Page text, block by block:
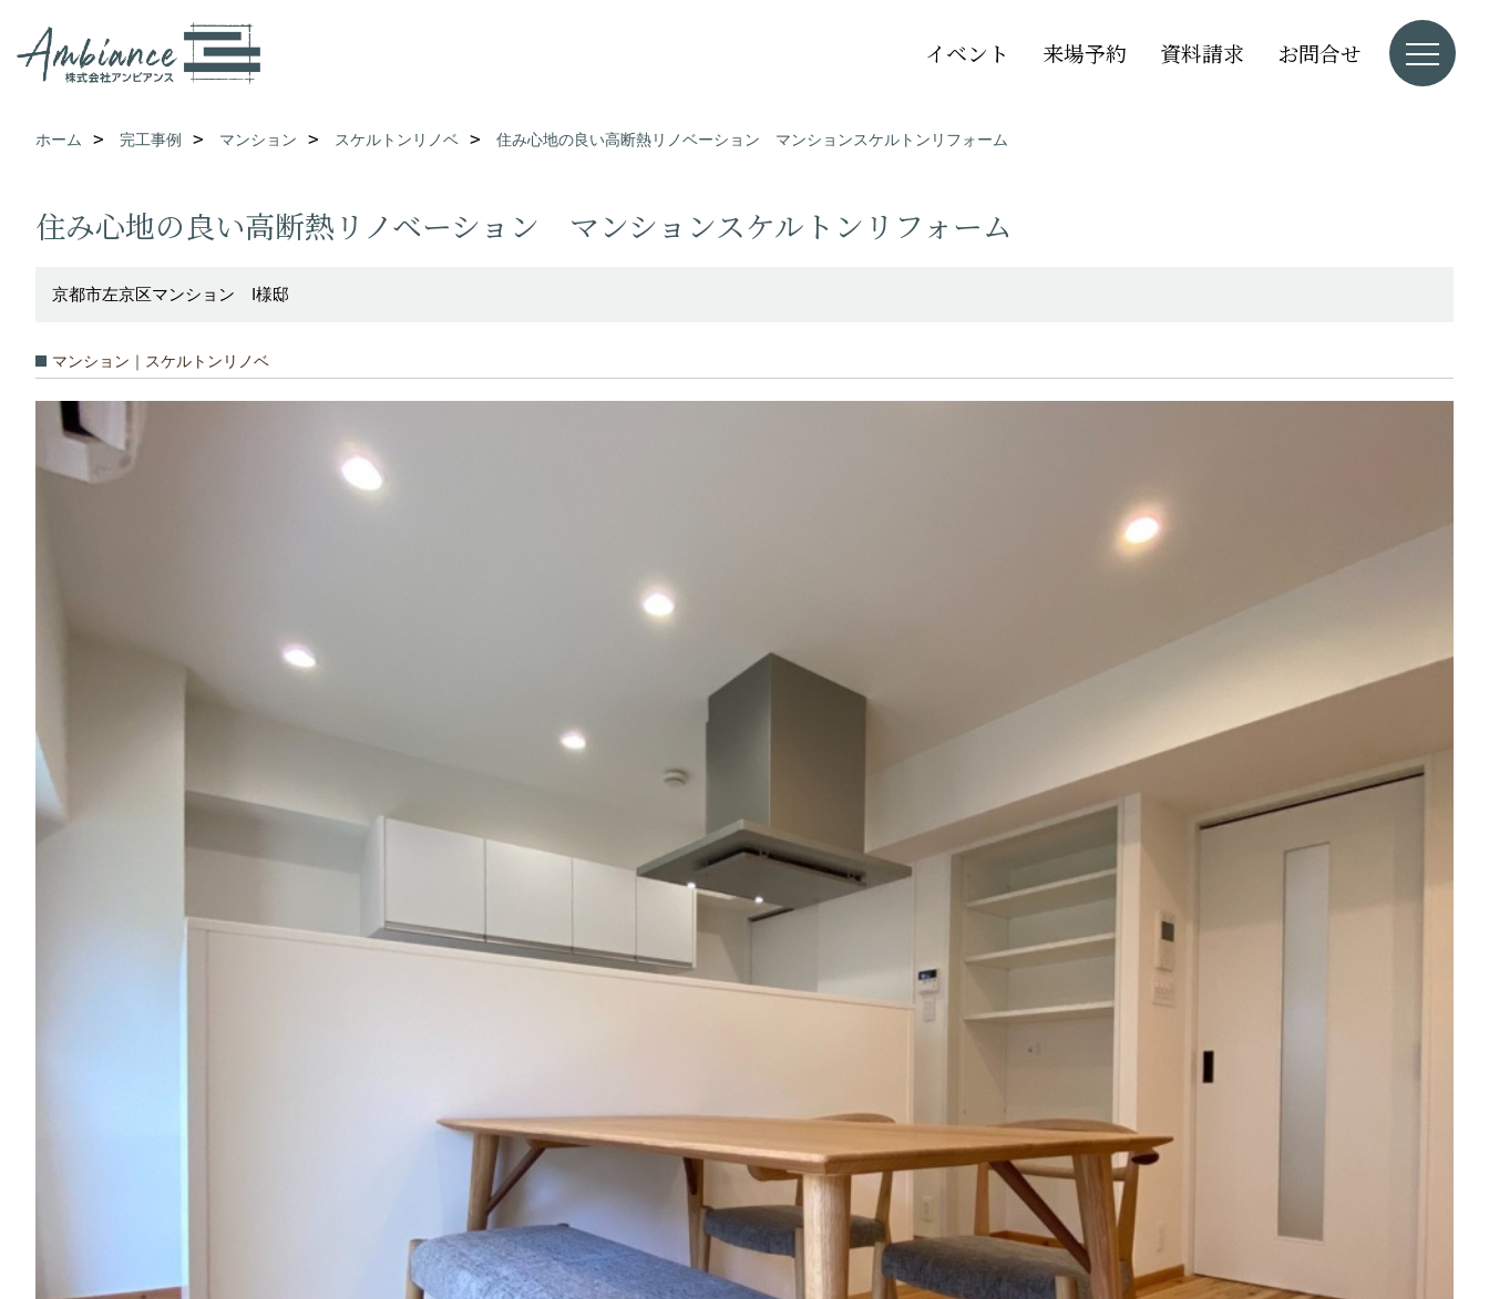
イベント 来場予約 資料請求 お問合せ
ホーム 完工事例 マンション スケルトンリノベ 住み心地の良い高断熱リノベーション マンションスケルトンリフォーム
住み心地の良い高断熱リノベーション マンションスケルトンリフォーム
京都市左京区マンション I様邸
マンション｜スケルトンリノベ